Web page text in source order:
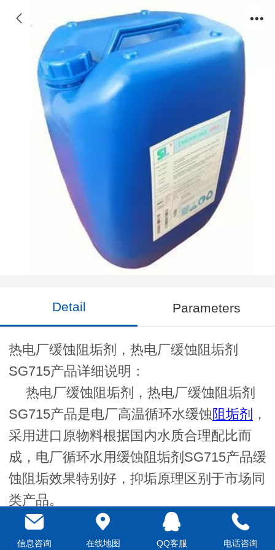
昌邑热电厂缓蚀阻垢剂,潍坊缓蚀阻垢剂厂家
Detail Parameters
热电厂缓蚀阻垢剂，热电厂缓蚀阻垢剂
SG715产品详细说明：
热电厂缓蚀阻垢剂，热电厂缓蚀阻垢剂
SG715产品是电厂高温循环水缓蚀阻垢剂 ，
采用进口原物料根据国内水质合理配比而
成，电厂循环水用缓蚀阻垢剂SG715产品缓
蚀阻垢效果特别好，抑垢原理区别于市场同
类产品。
缓蚀阻垢剂 SG715产品广泛用于锅炉用
水，循环水软化处理，能有效的控制无机物
信息咨询 在线地图 QQ客服 电话咨询